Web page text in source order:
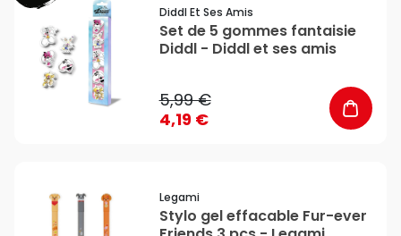
Diddl Et Ses Amis
Set de 5 gommes fantaisie
Diddl - Diddl et ses amis
5,99 €
4,19 €
Legami
Stylo gel effacable Fur-ever